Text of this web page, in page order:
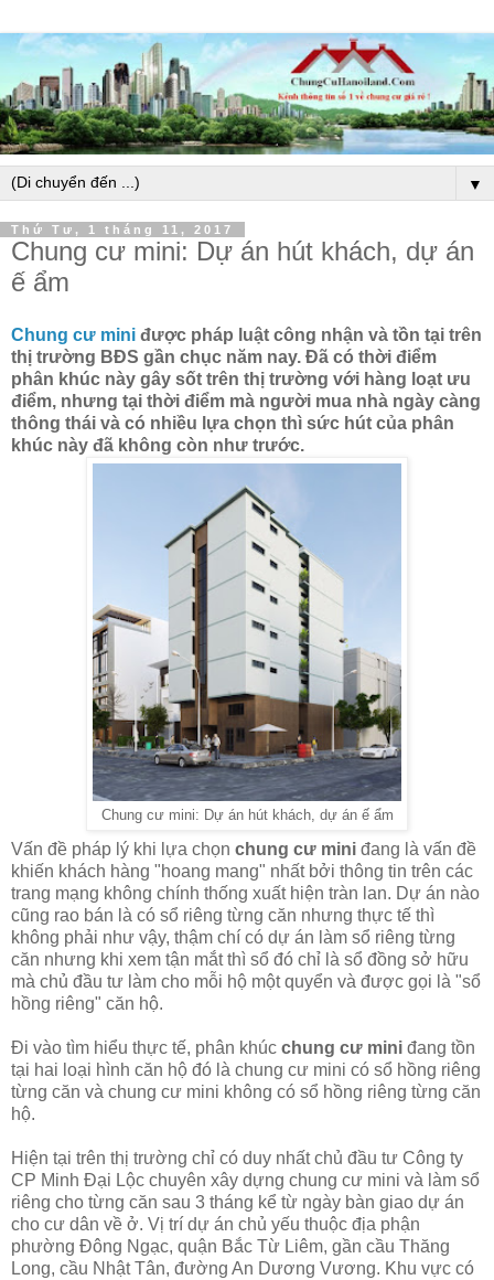
▼
Thứ Tư, 1 tháng 11, 2017
Chung cư mini: Dự án hút khách, dự án
ế ẩm
Chung cư mini được pháp luật công nhận và tồn tại trên
thị trường BĐS gần chục năm nay. Đã có thời điểm
phân khúc này gây sốt trên thị trường với hàng loạt ưu
điểm, nhưng tại thời điểm mà người mua nhà ngày càng
thông thái và có nhiều lựa chọn thì sức hút của phân
khúc này đã không còn như trước.
Chung cư mini: Dự án hút khách, dự án ế ẩm
Vấn đề pháp lý khi lựa chọn chung cư mini đang là vấn đề
khiến khách hàng "hoang mang" nhất bởi thông tin trên các
trang mạng không chính thống xuất hiện tràn lan. Dự án nào
cũng rao bán là có sổ riêng từng căn nhưng thực tế thì
không phải như vậy, thậm chí có dự án làm sổ riêng từng
căn nhưng khi xem tận mắt thì sổ đó chỉ là sổ đồng sở hữu
mà chủ đầu tư làm cho mỗi hộ một quyển và được gọi là "sổ
hồng riêng" căn hộ.
Đi vào tìm hiểu thực tế, phân khúc chung cư mini đang tồn
tại hai loại hình căn hộ đó là chung cư mini có sổ hồng riêng
từng căn và chung cư mini không có sổ hồng riêng từng căn
hộ.
Hiện tại trên thị trường chỉ có duy nhất chủ đầu tư Công ty
CP Minh Đại Lộc chuyên xây dựng chung cư mini và làm sổ
riêng cho từng căn sau 3 tháng kể từ ngày bàn giao dự án
cho cư dân về ở. Vị trí dự án chủ yếu thuộc địa phận
phường Đông Ngạc, quận Bắc Từ Liêm, gần cầu Thăng
Long, cầu Nhật Tân, đường An Dương Vương. Khu vực có